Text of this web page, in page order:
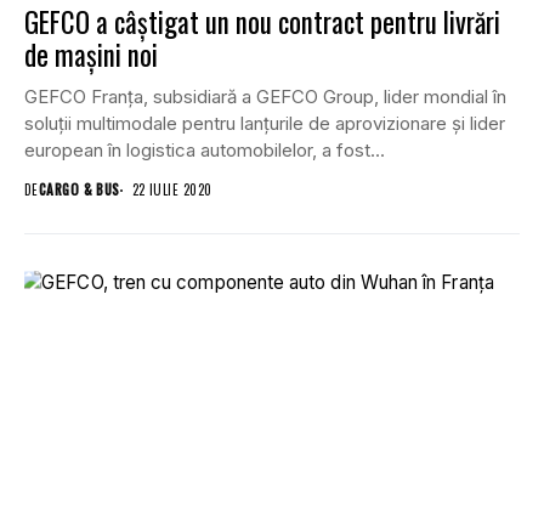
GEFCO a câștigat un nou contract pentru livrări
de mașini noi
GEFCO Franța, subsidiară a GEFCO Group, lider mondial în
soluții multimodale pentru lanțurile de aprovizionare și lider
european în logistica automobilelor, a fost...
DECARGO & BUS 22 IULIE 2020